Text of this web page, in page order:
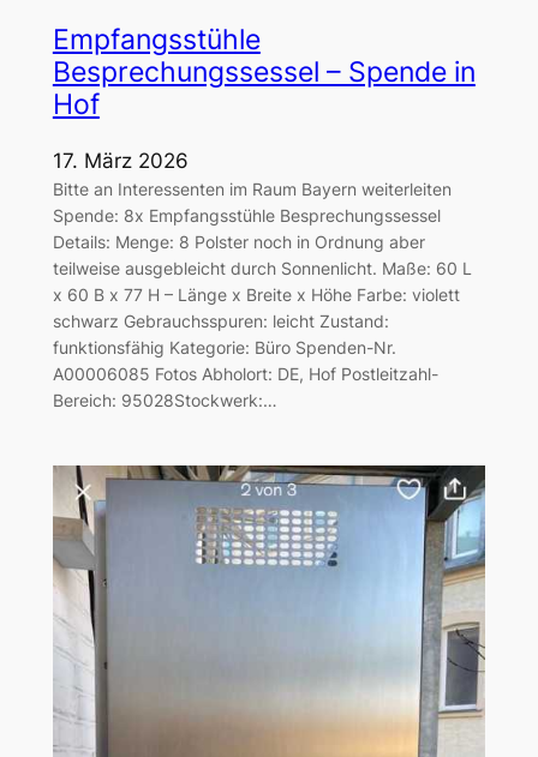
Empfangsstühle
Besprechungssessel – Spende in
Hof
17. März 2026
Bitte an Interessenten im Raum Bayern weiterleiten
Spende: 8x Empfangsstühle Besprechungssessel
Details: Menge: 8 Polster noch in Ordnung aber
teilweise ausgebleicht durch Sonnenlicht. Maße: 60 L
x 60 B x 77 H – Länge x Breite x Höhe Farbe: violett
schwarz Gebrauchsspuren: leicht Zustand:
funktionsfähig Kategorie: Büro Spenden-Nr.
A00006085 Fotos Abholort: DE, Hof Postleitzahl-
Bereich: 95028Stockwerk:…